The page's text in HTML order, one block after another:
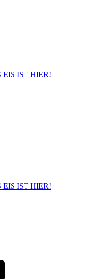
EIS IST HIER!
EIS IST HIER!